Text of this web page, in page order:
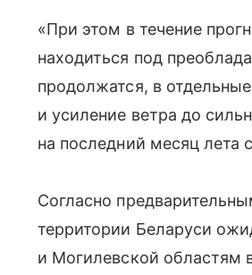
«При этом в течение
находиться под
продолжатся, в
и усиление ветра до
на последний месяц лета
Согласно
территории Беларуси
и Могилевской областям